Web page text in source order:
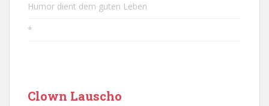
Humor dient dem guten Leben
*
Clown Lauscho